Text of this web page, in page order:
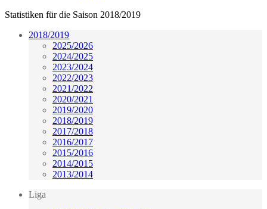
Statistiken für die Saison 2018/2019
2018/2019
2025/2026
2024/2025
2023/2024
2022/2023
2021/2022
2020/2021
2019/2020
2018/2019
2017/2018
2016/2017
2015/2016
2014/2015
2013/2014
Liga